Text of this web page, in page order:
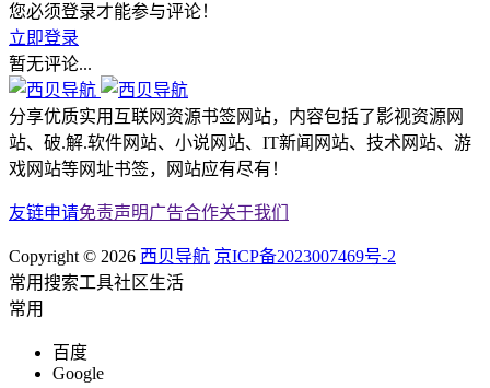
您必须登录才能参与评论！
立即登录
暂无评论...
分享优质实用互联网资源书签网站，内容包括了影视资源网
站、破.解.软件网站、小说网站、IT新闻网站、技术网站、游
戏网站等网址书签，网站应有尽有！
友链申请免责声明广告合作关于我们
Copyright © 2026 西贝导航 京ICP备2023007469号-2
常用搜索工具社区生活
常用
百度
Google